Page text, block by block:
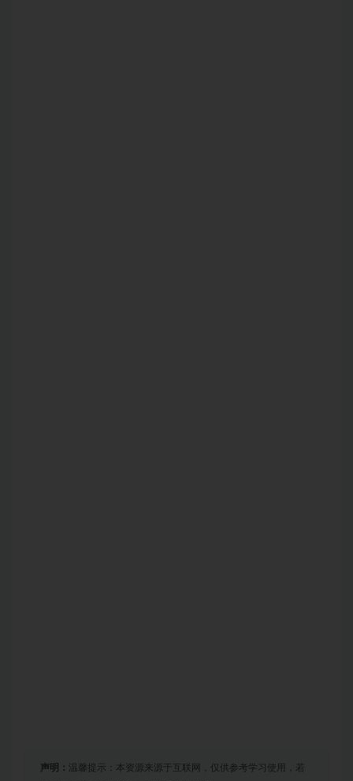
声明： 温馨提示：本资源来源于互联网，仅供参考学习使用，若